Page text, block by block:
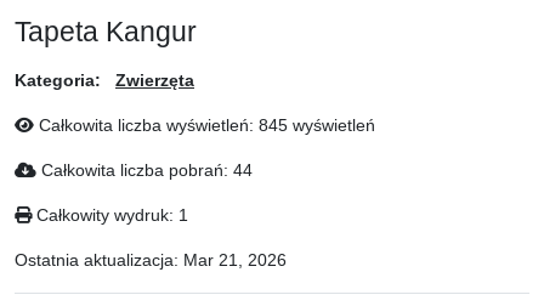
Tapeta Kangur
Kategoria: Zwierzęta
Całkowita liczba wyświetleń: 845 wyświetleń
Całkowita liczba pobrań: 44
Całkowity wydruk: 1
Ostatnia aktualizacja: Mar 21, 2026